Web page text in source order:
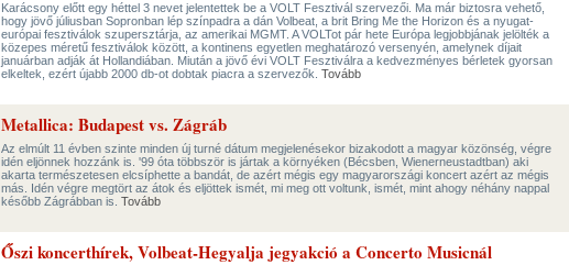
Karácsony előtt egy héttel 3 nevet jelentettek be a VOLT Fesztivál szervezői. Ma már biztosra vehető,
hogy jövő júliusban Sopronban lép színpadra a dán Volbeat, a brit Bring Me the Horizon és a nyugat-
európai fesztiválok szupersztárja, az amerikai MGMT. A VOLTot pár hete Európa legjobbjának jelölték a
közepes méretű fesztiválok között, a kontinens egyetlen meghatározó versenyén, amelynek díjait
januárban adják át Hollandiában. Miután a jövő évi VOLT Fesztiválra a kedvezményes bérletek gyorsan
elkeltek, ezért újabb 2000 db-ot dobtak piacra a szervezők. Tovább
Metallica: Budapest vs. Zágráb
Az elmúlt 11 évben szinte minden új turné dátum megjelenésekor bizakodott a magyar közönség, végre
idén eljönnek hozzánk is. '99 óta többször is jártak a környéken (Bécsben, Wienerneustadtban) aki
akarta természetesen elcsíphette a bandát, de azért mégis egy magyarországi koncert azért az mégis
más. Idén végre megtört az átok és eljöttek ismét, mi meg ott voltunk, ismét, mint ahogy néhány nappal
később Zágrábban is. Tovább
Őszi koncerthírek, Volbeat-Hegyalja jegyakció a Concerto Musicnál